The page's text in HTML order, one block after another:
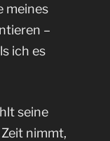
meines
–
ich es
seine
nimmt,